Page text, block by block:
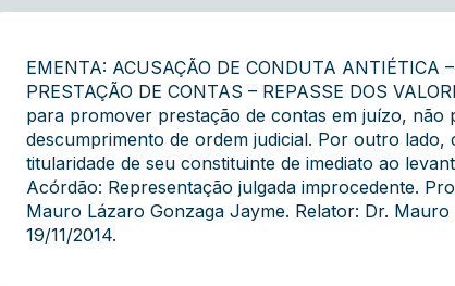
EMENTA: ACUSAÇÃO DE CONDUTA ANTIÉTICA
PRESTAÇÃO DE CONTAS – REPASSE DOS
para promover prestação de contas em juízo, não
descumprimento de ordem judicial. Por outro
titularidade de seu constituinte de imediato ao
Acórdão: Representação julgada improcedente.
Mauro Lázaro Gonzaga Jayme. Relator: Dr.
19/11/2014.